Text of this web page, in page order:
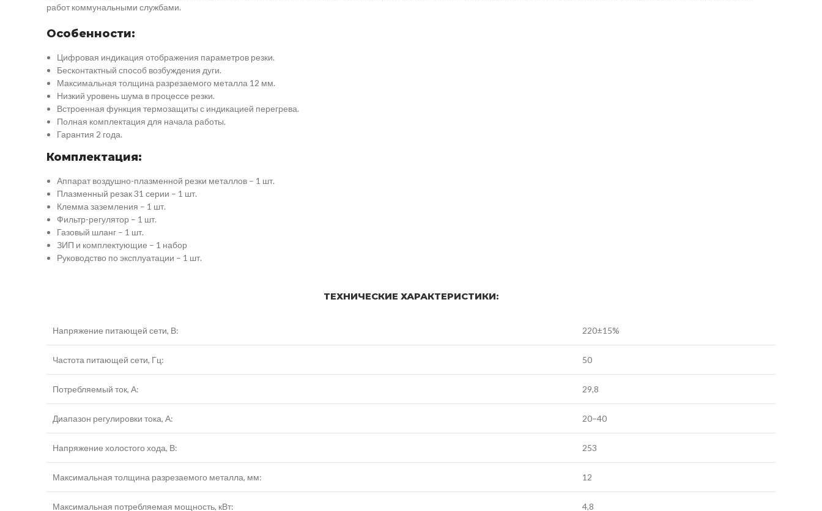
работ коммунальными службами.
Особенности:
Цифровая индикация отображения параметров резки.
Бесконтактный способ возбуждения дуги.
Максимальная толщина разрезаемого металла 12 мм.
Низкий уровень шума в процессе резки.
Встроенная функция термозащиты с индикацией перегрева.
Полная комплектация для начала работы.
Гарантия 2 года.
Комплектация:
Аппарат воздушно-плазменной резки металлов – 1 шт.
Плазменный резак 31 серии – 1 шт.
Клемма заземления – 1 шт.
Фильтр-регулятор – 1 шт.
Газовый шланг – 1 шт.
ЗИП и комплектующие – 1 набор
Руководство по эксплуатации – 1 шт.
ТЕХНИЧЕСКИЕ ХАРАКТЕРИСТИКИ:
Напряжение питающей сети, В: 220±15%
Частота питающей сети, Гц: 50
Потребляемый ток, А: 29,8
Диапазон регулировки тока, А: 20–40
Напряжение холостого хода, В: 253
Максимальная толщина разрезаемого металла, мм: 12
Максимальная потребляемая мощность, кВт: 4,8